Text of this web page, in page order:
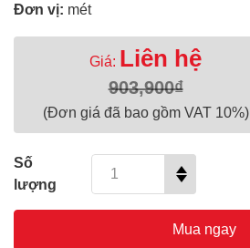
Đơn vị: mét
Giá: Liên hệ
903,900₫
(Đơn giá đã bao gồm VAT 10%)
Số
lượng
Mua ngay